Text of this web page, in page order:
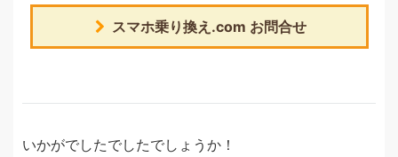
スマホ乗り換え.com お問合せ
いかがでしたでしたでしょうか！